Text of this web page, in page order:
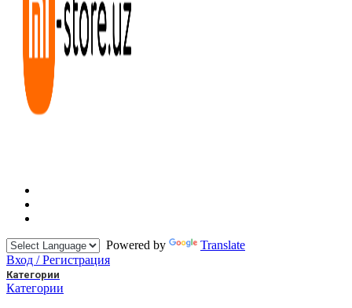
Powered by
Translate
Вход / Регистрация
Категории
Категории